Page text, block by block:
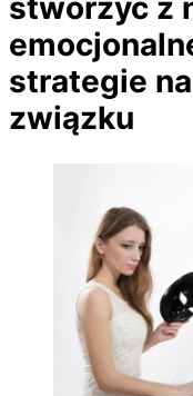
stworzyć z
strategie
związku